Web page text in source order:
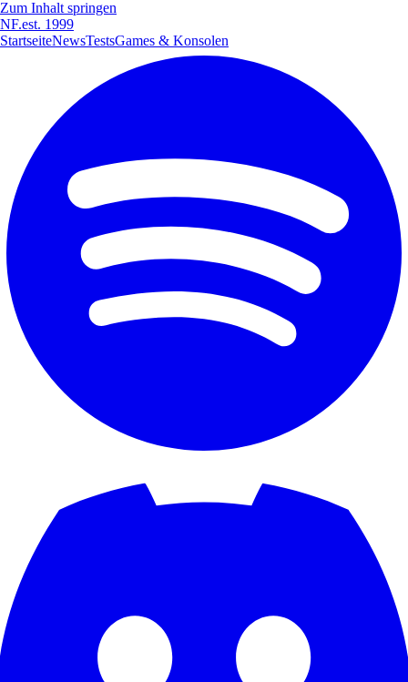
Zum Inhalt springen
NF.est. 1999
StartseiteNewsTestsGames & Konsolen